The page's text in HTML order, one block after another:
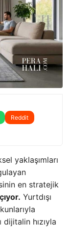
Reddit
yaklaşımları
en stratejik
Yurtdışı
hızıyla